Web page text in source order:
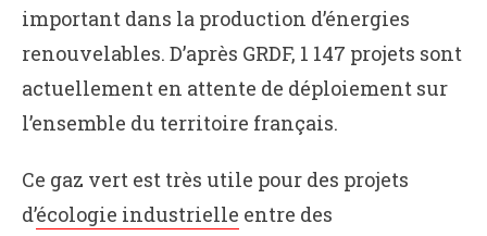
important dans la production d’énergies
renouvelables. D’après GRDF, 1 147 projets sont
actuellement en attente de déploiement sur
l’ensemble du territoire français.
Ce gaz vert est très utile pour des projets
d’écologie industrielle entre des